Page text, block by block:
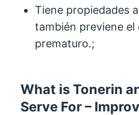
Tiene propiedades
también previene el
prematuro.;
What is Tonerin
Serve For–